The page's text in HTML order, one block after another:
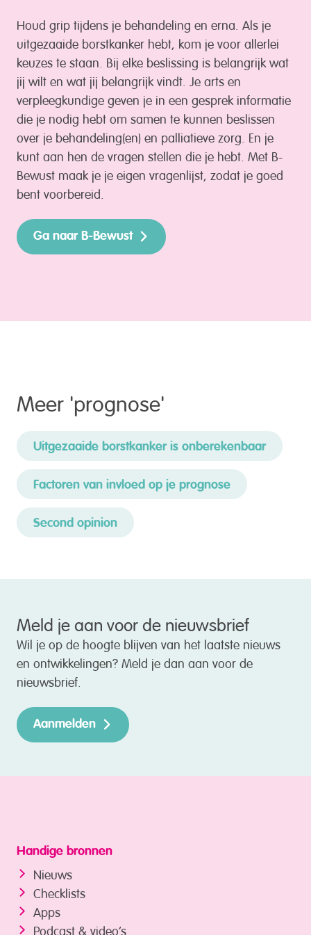
Houd grip tijdens je behandeling en erna. Als je
uitgezaaide borstkanker hebt, kom je voor allerlei
keuzes te staan. Bij elke beslissing is belangrijk wat
jij wilt en wat jij belangrijk vindt. Je arts en
verpleegkundige geven je in een gesprek informatie
die je nodig hebt om samen te kunnen beslissen
over je behandeling(en) en palliatieve zorg. En je
kunt aan hen de vragen stellen die je hebt. Met B-
Bewust maak je je eigen vragenlijst, zodat je goed
bent voorbereid.
Ga naar B-Bewust
Meer 'prognose'
Uitgezaaide borstkanker is onberekenbaar
Factoren van invloed op je prognose
Second opinion
Meld je aan voor de nieuwsbrief
Wil je op de hoogte blijven van het laatste nieuws
en ontwikkelingen? Meld je dan aan voor de
nieuwsbrief.
Aanmelden
Handige bronnen
Nieuws
Checklists
Apps
Podcast & video’s